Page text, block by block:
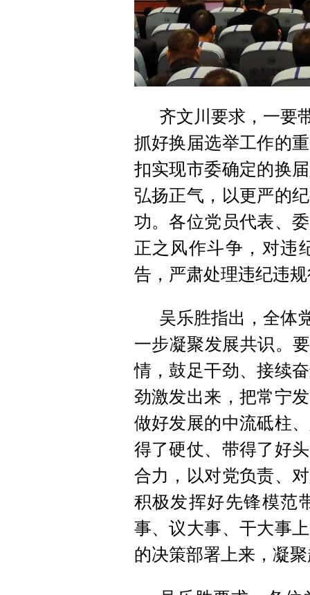
齐文川要求，一要
抓好换届选举工作的
扣实现市委确定的换
弘扬正气，以更严的
功。各位党员代表、
正之风作斗争，对违
告，严肃处理违纪违
吴乐胜指出，全体
一步凝聚发展共识。
情，鼓足干劲、接续
劲激发出来，把常宁
做好发展的中流砥柱
得了硬仗、带得了好
合力，以对党负责、
积极发挥好先锋模范
事、议大事、干大事
的决策部署上来，凝